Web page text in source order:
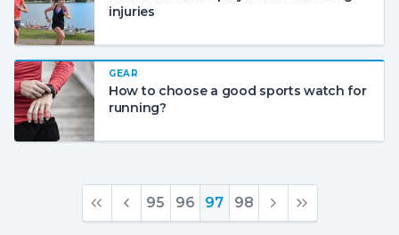
injuries
GEAR
How to choose a good sports watch for
running?
95 96 97 98